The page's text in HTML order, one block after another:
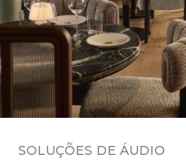
SOLUÇÕES DE ÁUDIO